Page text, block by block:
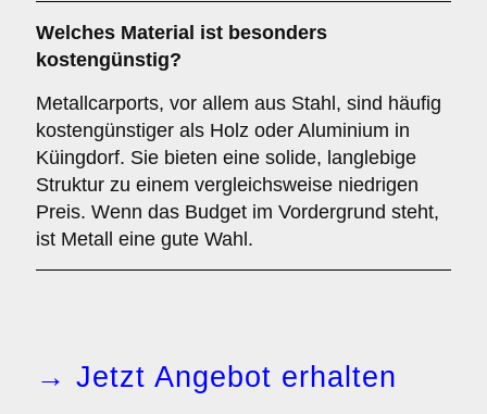
Welches Material ist besonders
kostengünstig?
Metallcarports, vor allem aus Stahl, sind häufig
kostengünstiger als Holz oder Aluminium in
Küingdorf. Sie bieten eine solide, langlebige
Struktur zu einem vergleichsweise niedrigen
Preis. Wenn das Budget im Vordergrund steht,
ist Metall eine gute Wahl.
→ Jetzt Angebot erhalten